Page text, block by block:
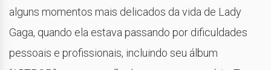
alguns momentos mais delicados da vida de Lady
Gaga, quando ela estava passando por dificuldades
pessoais e profissionais, incluindo seu álbum